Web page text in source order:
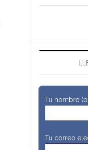
Tu nombre
Tu correo